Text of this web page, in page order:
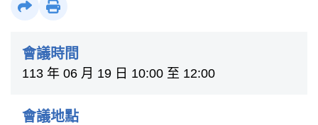
會議時間
113 年 06 月 19 日 10:00 至 12:00
會議地點